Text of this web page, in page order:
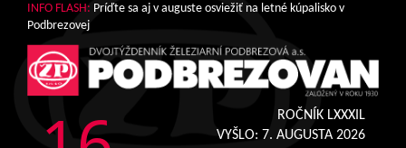
INFO FLASH: Príďte sa aj v auguste osviežiť na letné kúpalisko v
Podbrezovej
ROČNÍK LXXXIL
VYŠLO: 7. AUGUSTA 2026